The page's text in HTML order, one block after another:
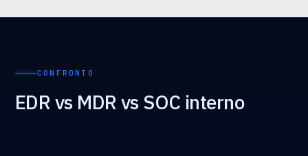
CONFRONTO
EDR vs MDR vs SOC interno